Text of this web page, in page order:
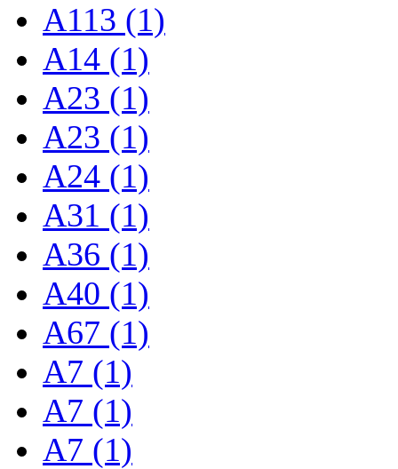
A113 (1)
A14 (1)
A23 (1)
A23 (1)
A24 (1)
A31 (1)
A36 (1)
A40 (1)
A67 (1)
A7 (1)
A7 (1)
A7 (1)